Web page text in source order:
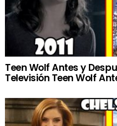
Teen Wolf Antes y
Televisión Teen Wolf